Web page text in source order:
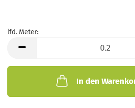
lfd. Meter:
Meter
In den